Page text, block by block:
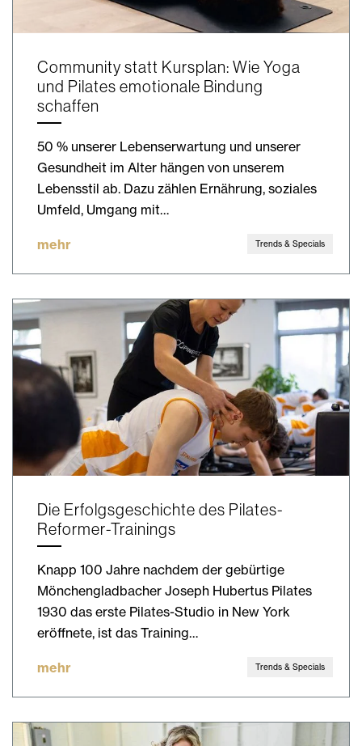
Community statt Kursplan: Wie Yoga
und Pilates emotionale Bindung
schaffen
50 % unserer Lebenserwartung und unserer
Gesundheit im Alter hängen von unserem
Lebensstil ab. Dazu zählen Ernährung, soziales
Umfeld, Umgang mit…
mehr Trends & Specials
Die Erfolgsgeschichte des Pilates-
Reformer-Trainings
Knapp 100 Jahre nachdem der gebürtige
Mönchengladbacher Joseph Hubertus Pilates
1930 das erste Pilates-Studio in New York
eröffnete, ist das Training…
mehr Trends & Specials